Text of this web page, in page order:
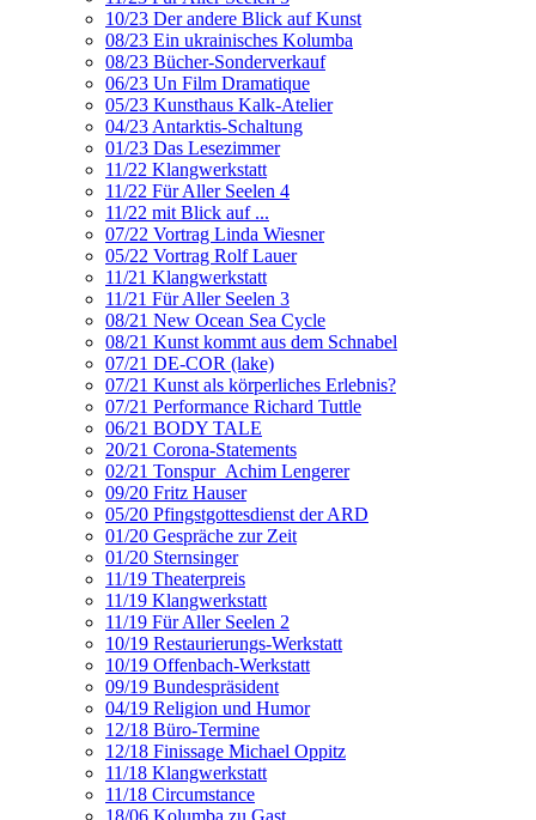
10/23 Der andere Blick auf Kunst
08/23 Ein ukrainisches Kolumba
08/23 Bücher-Sonderverkauf
06/23 Un Film Dramatique
05/23 Kunsthaus Kalk-Atelier
04/23 Antarktis-Schaltung
01/23 Das Lesezimmer
11/22 Klangwerkstatt
11/22 Für Aller Seelen 4
11/22 mit Blick auf ...
07/22 Vortrag Linda Wiesner
05/22 Vortrag Rolf Lauer
11/21 Klangwerkstatt
11/21 Für Aller Seelen 3
08/21 New Ocean Sea Cycle
08/21 Kunst kommt aus dem Schnabel
07/21 DE-COR (lake)
07/21 Kunst als körperliches Erlebnis?
07/21 Performance Richard Tuttle
06/21 BODY TALE
20/21 Corona-Statements
02/21 Tonspur_Achim Lengerer
09/20 Fritz Hauser
05/20 Pfingstgottesdienst der ARD
01/20 Gespräche zur Zeit
01/20 Sternsinger
11/19 Theaterpreis
11/19 Klangwerkstatt
11/19 Für Aller Seelen 2
10/19 Restaurierungs-Werkstatt
10/19 Offenbach-Werkstatt
09/19 Bundespräsident
04/19 Religion und Humor
12/18 Büro-Termine
12/18 Finissage Michael Oppitz
11/18 Klangwerkstatt
11/18 Circumstance
18/06 Kolumba zu Gast